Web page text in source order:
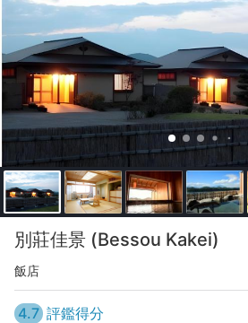
別莊佳景 (Bessou Kakei)
飯店
4.7 評鑑得分